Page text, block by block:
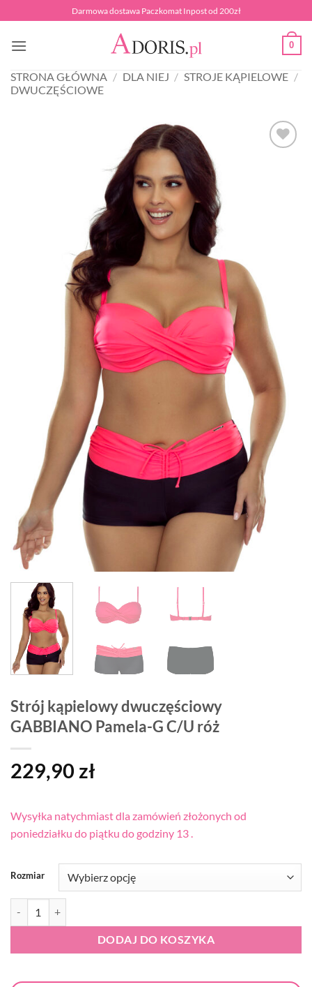
do
zawartości
Darmowa dostawa Paczkomat Inpost od 200zł
0
STRONA GŁÓWNA / DLA NIEJ / STROJE KĄPIELOWE /
DWUCZĘŚCIOWE
Strój kąpielowy dwuczęściowy
GABBIANO Pamela-G C/U róż
229,90 zł
Wysyłka natychmiast dla zamówień złożonych od
poniedziałku do piątku do godziny 13 .
Rozmiar
DODAJ DO KOSZYKA